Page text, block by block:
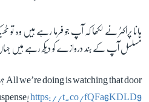
ہانا پراکٹر نے لکھا کہ آپ جو فرما رہے ہیں وہ
مسلسل آپ کے بند دروازے کو دیکھ رہے ہیں
All we’re doing is watching that door
https://t.co/fQFa6KDLD9